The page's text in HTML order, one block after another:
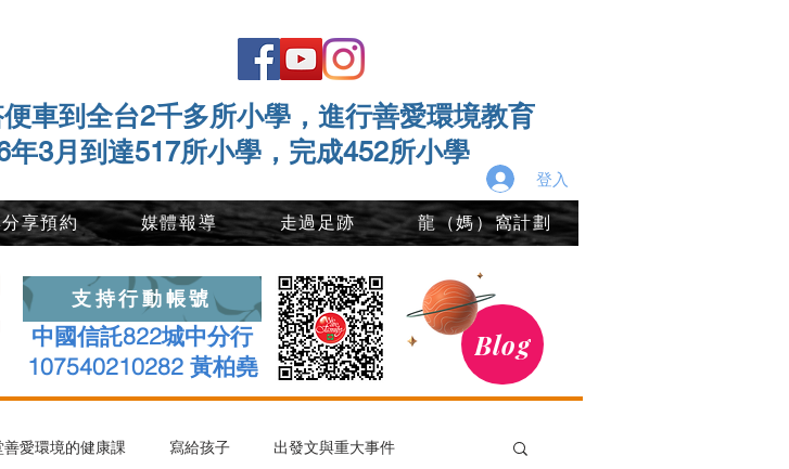
車到全台2千多所小學，進行善愛環境教育
年3月到達517所小學，完成452所小學
登入
享預約 媒體報導 走過足跡 龍（媽）窩計劃
支持行動帳號
中國信託822城中分行
107540210282 黃柏堯
Blog
善愛環境的健康課 寫給孩子 出發文與重大事件